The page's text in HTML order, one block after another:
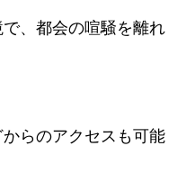
、都会の喧騒を離れ
らのアクセスも可能